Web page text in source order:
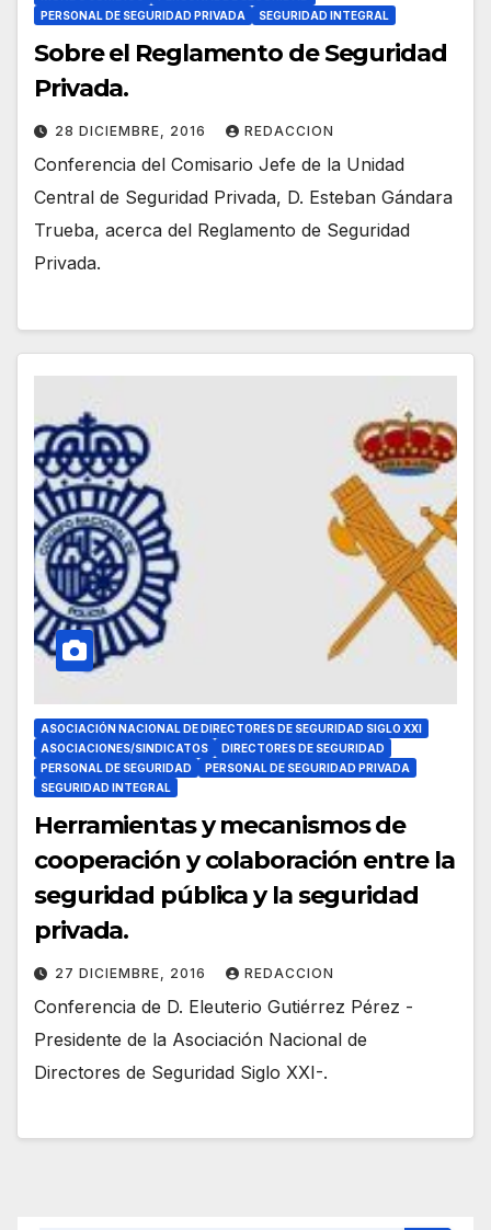
PERSONAL DE SEGURIDAD PRIVADA
SEGURIDAD INTEGRAL
Sobre el Reglamento de Seguridad
Privada.
28 DICIEMBRE, 2016 REDACCION
Conferencia del Comisario Jefe de la Unidad
Central de Seguridad Privada, D. Esteban Gándara
Trueba, acerca del Reglamento de Seguridad
Privada.
ASOCIACIÓN NACIONAL DE DIRECTORES DE SEGURIDAD SIGLO XXI
ASOCIACIONES/SINDICATOS
DIRECTORES DE SEGURIDAD
PERSONAL DE SEGURIDAD
PERSONAL DE SEGURIDAD PRIVADA
SEGURIDAD INTEGRAL
Herramientas y mecanismos de
cooperación y colaboración entre la
seguridad pública y la seguridad
privada.
27 DICIEMBRE, 2016 REDACCION
Conferencia de D. Eleuterio Gutiérrez Pérez -
Presidente de la Asociación Nacional de
Directores de Seguridad Siglo XXI-.